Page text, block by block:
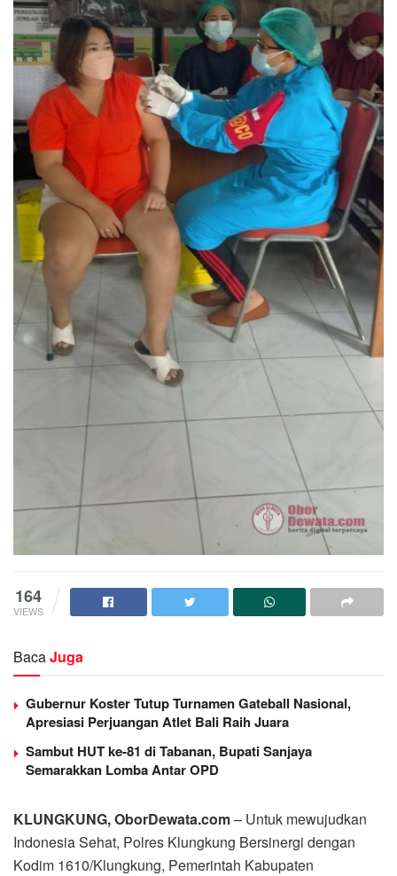
164
VIEWS
BacaJuga
Gubernur Koster Tutup Turnamen Gateball Nasional,
Apresiasi Perjuangan Atlet Bali Raih Juara
Sambut HUT ke-81 di Tabanan, Bupati Sanjaya
Semarakkan Lomba Antar OPD
KLUNGKUNG, OborDewata.com– Untuk mewujudkan
Indonesia Sehat, Polres Klungkung Bersinergi dengan
Kodim 1610/Klungkung, Pemerintah Kabupaten